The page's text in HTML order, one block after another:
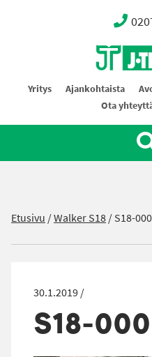
Oy J-
Yritys Ajankohtaista
Ota
Etusivu /Walker S18/S18-
30.1.2019 /
S18-